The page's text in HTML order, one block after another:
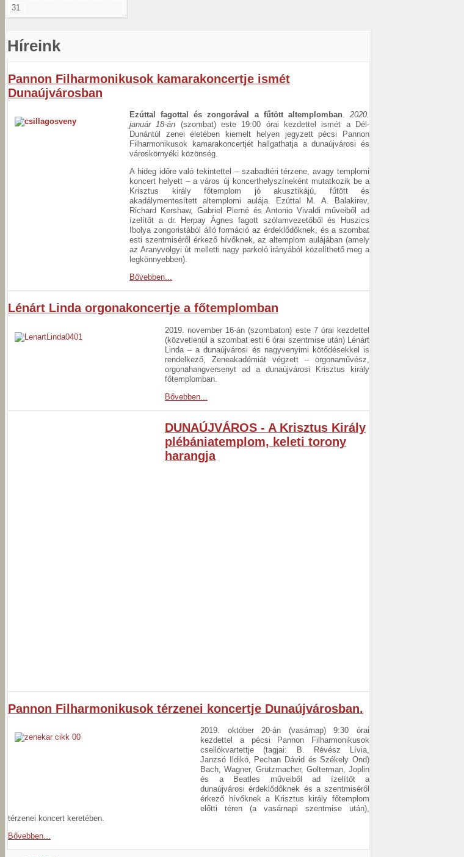
31
Híreink
Pannon Filharmonikusok kamarakoncertje ismét
Dunaújvárosban
Ezúttal fagottal és zongorával a fűtött altemplomban.2020.
január 18-án (szombat) este 19:00 órai kezdettel ismét a Dél-
Dunántúl zenei életében kiemelt helyen jegyzett pécsi Pannon
Filharmonikusok kamarakoncertjét hallgathatja a dunaújvárosi és
városkörnyéki közönség.
A hideg időre való tekintettel – szabadtéri térzene, avagy templomi
koncert helyett – a város új koncerthelyszíneként mutatkozik be a
Krisztus király főtemplom jó akusztikájú, fűtött és
akadálymentesített altemplomi aulája. Ezúttal M. A. Balakirev,
Richard Kershaw, Gabriel Pierné és Antonio Vivaldi műveiből ad
ízelítőt a dr. Herpay Ágnes fagott szólamvezetőből és Huszics
Ibolya zongoristából álló formáció az érdeklődőknek, és a szombat
esti szentmiséről érkező hívőknek, az altemplom aulájában (amely
az Aranyvölgyi út melletti nagy parkoló irányából közelíthető meg a
legkönnyebben).
Bővebben...
Lénárt Linda orgonakoncertje a főtemplomban
2019. november 16-án (szombaton) este 7 órai kezdettel
(közvetlenül a szombat esti 6 órai szentmise után) Lénárt
Linda – a dunaújvárosi és nagyvenyimi kötődésekkel is
rendelkező, Zeneakadémiát végzett – orgonaművész,
orgonahangversenyt ad a dunaújvárosi Krisztus király
főtemplomban.
Bővebben...
DUNAÚJVÁROS - A Krisztus Király
plébániatemplom, keleti torony
harangja
Pannon Filharmonikusok térzenei koncertje Dunaújvárosban.
2019. október 20-án (vasárnap) 9:30 órai
kezdettel a pécsi Pannon Filharmonikusok
csellókvartettje (tagjai: B. Révész Lívia,
Janzsó Ildikó, Pechan Dávid és Székely Ond)
Bach, Wagner, Grützmacher, Golterman, Joplin
és a Beatles műveiből ad ízelítőt a
dunaújvárosi érdeklődőknek és a szentmiséről
érkező hívőknek a Krisztus király főtemplom
előtti téren (a vasárnapi szentmise után),
térzenei koncert keretében.
Bővebben...